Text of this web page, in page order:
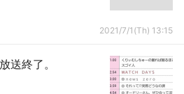
2021/7/1(Th) 13:15
送終了。